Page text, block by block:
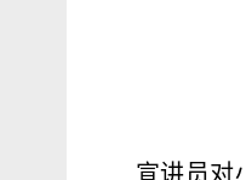
宣讲员对